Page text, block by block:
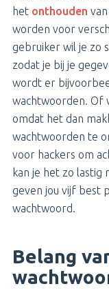
het onthouden
worden voor
gebruiker wil je zo
zodat je bij je
wordt er
wachtwoorden. Of
omdat het dan
wachtwoorden te
voor hackers om
kan je het zo lastig
geven jou vijf best
wachtwoord.
Belang